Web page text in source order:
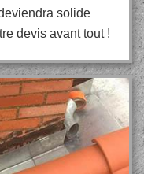
solide
devis avant tout !